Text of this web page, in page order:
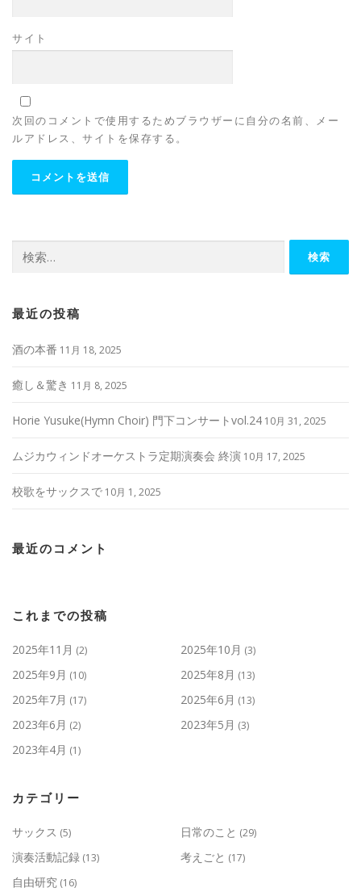
サイト
次回のコメントで使用するためブラウザーに自分の名前、メー
ルアドレス、サイトを保存する。
索:
最近の投稿
酒の本番 11月 18, 2025
癒し＆驚き 11月 8, 2025
Horie Yusuke(Hymn Choir) 門下コンサートvol.24 10月 31, 2025
ムジカウィンドオーケストラ定期演奏会 終演 10月 17, 2025
校歌をサックスで 10月 1, 2025
最近のコメント
これまでの投稿
2025年11月 (2) 2025年10月 (3)
2025年9月 (10) 2025年8月 (13)
2025年7月 (17) 2025年6月 (13)
2023年6月 (2) 2023年5月 (3)
2023年4月 (1)
カテゴリー
サックス (5) 日常のこと (29)
演奏活動記録 (13) 考えごと (17)
自由研究 (16)